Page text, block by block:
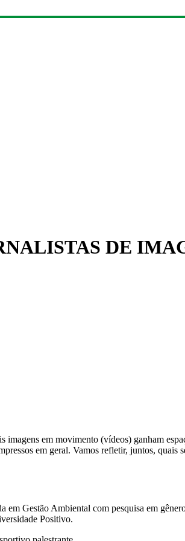
DE
em movimento (vídeos) ganham
pressos em geral. Vamos refletir, juntos, quais
em Gestão Ambiental com pesquisa em
Positivo.